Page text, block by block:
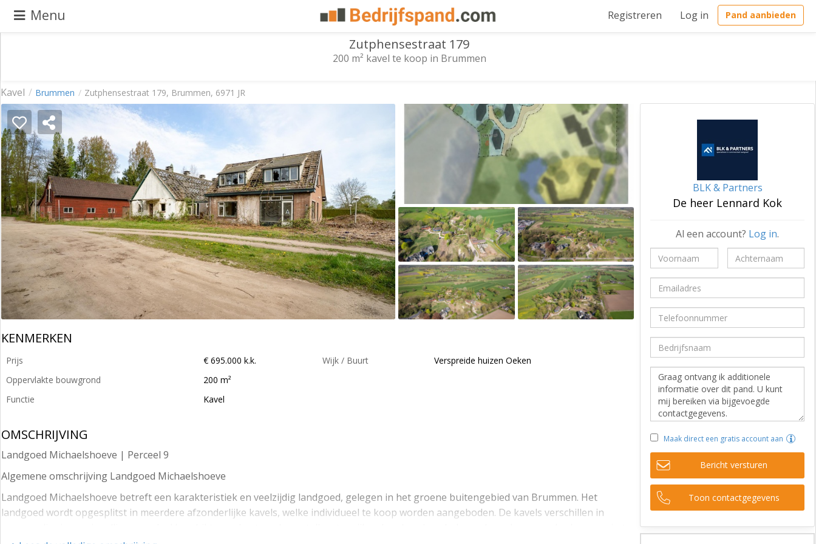
Menu Registreren Log in Pand aanbieden
aanbieden
Pand
zoeken
Waarom
adverteren
Premium
adverteren
Blog
Registreren
Login
Kavel Brummen Zutphensestraat 179, Brummen, 6971 JR
Zutphensestraat 179
200 m² kavel te koop in Brummen
KENMERKEN
Prijs
€ 695.000 k.k.
Oppervlakte bouwgrond
200 m²
Functie
Kavel
Wijk / Buurt Verspreide huizen Oeken
OMSCHRIJVING
Landgoed Michaelshoeve | Perceel 9
Algemene omschrijving Landgoed Michaelshoeve
Landgoed Michaelshoeve betreft een karakteristiek en veelzijdig landgoed, gelegen in het groene buitengebied van Brummen. Het
landgoed wordt opgesplitst in meerdere afzonderlijke kavels, welke individueel te koop worden aangeboden. De kavels verschillen in
BLK & Partners
De heer Lennard Kok
Al een account? Log in.
Maak direct een gratis account aan
Bericht versturen
Toon contactgegevens